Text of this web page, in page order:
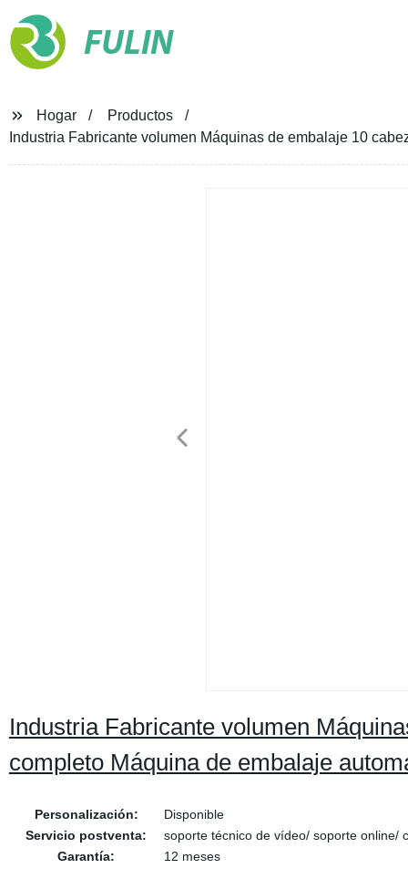
FULIN
Hogar
Productos
Industria Fabricante volumen Máquinas de embalaje 10
Industria Fabricante volumen
completo Máquina de embalaje
Personalización:
Disponible
Servicio postventa:
soporte técnico de vídeo/ soporte online/
Garantía:
12 meses